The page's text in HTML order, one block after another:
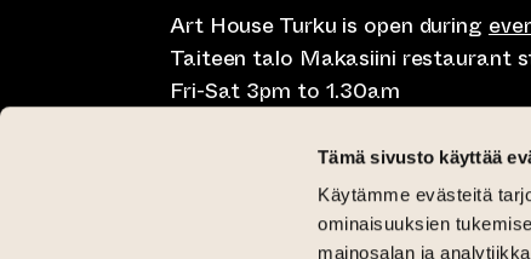
Tämä sivusto käyttää
Käytämme evästeitä
ominaisuuksien
mainosalan ja
Art House Turku is open during
Taiteen talo Makasiini restaurant
Fri-Sat 3pm to 1.30am
Café Elephanten Sun-Mon 10am
11pm, Fri-Sat 10am to 1.30am
Restaurant Pegasus Taiteen talo